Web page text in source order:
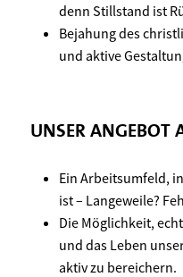
denn Stillstand ist
Bejahung des
und aktive
UNSER ANGEBOT
Ein Arbeitsumfeld,
ist – Langeweile?
Die Möglichkeit,
und das Leben
aktiv zu bereichern.